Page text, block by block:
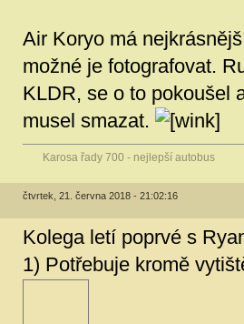
Air Koryo má
možné je fotografovat.
KLDR, se o to pokoušel
musel smazat.
Karosa řady 700 - nejlepší autobus
čtvrtek, 21. června 2018 - 21:02:16
Kolega letí poprvé s
1) Potřebuje kromě